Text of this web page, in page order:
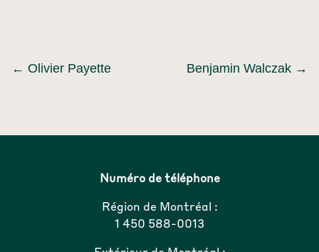
← Olivier Payette Benjamin Walczak →
Numéro de téléphone
Région de Montréal :
1 450 588-0013